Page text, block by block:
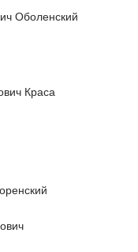
Оболенский
Краса